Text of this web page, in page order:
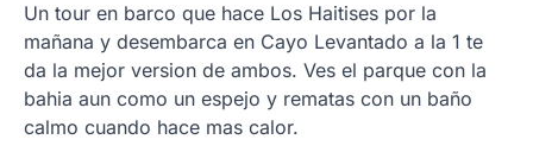
Un tour en barco que hace Los Haitises por la
mañana y desembarca en Cayo Levantado a la 1 te
da la mejor version de ambos. Ves el parque con la
bahia aun como un espejo y rematas con un baño
calmo cuando hace mas calor.